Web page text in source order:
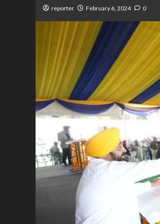
reporter February 6, 2024 0